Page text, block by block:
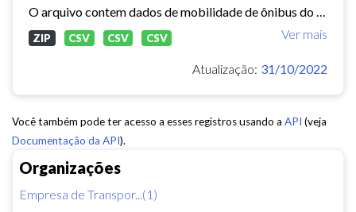
Organizações
Empresa de Transpor...(1)
Ver mais
ZIP CSV CSV CSV
Atualização: 31/10/2022
Você também pode ter acesso a esses registros usando a API (veja
Documentação da API).